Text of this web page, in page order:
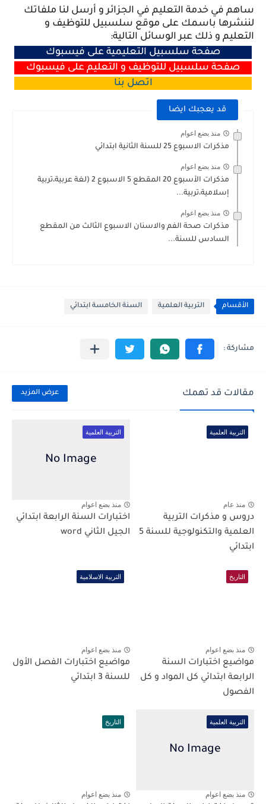
ساهم في خدمة التعليم في الجزائر و أرسل لنا ملفاتك
لننشرها باسمك على موقع سلسبيل للتوظيف و
التعليم و ذلك عبر الوسائل التالية:
صفحة سلسبيل التعليمية على فيسبوك
صفحة سلسبيل للتوظيف و التعليم على فيسبوك
اتصل بنا
قد يعجبك ايضا
منذ بضع اعوام
مذكرات الاسبوع 25 للسنة الثانية ابتدائي
منذ بضع اعوام
مذكرات الأسبوع 20 المقطع 5 الاسبوع 2 (لغة عربية،تربية
إسلامية،تربية...
منذ بضع اعوام
مذكرات صحة الفم والاسنان الاسبوع الثالث من المقطع
السادس للسنة...
الأقسام التربية العلمية السنة الخامسة ابتدائي
مقالات قد تهمك عرض المزيد
التربية العلمية
منذ عام
دروس و مذكرات التربية
العلمية والتكنولوجية للسنة 5
ابتدائي
التربية العلمية
منذ بضع اعوام
اختبارات السنة الرابعة ابتدائي
الجيل الثاني word
التاريخ
منذ بضع اعوام
مواضيع اختبارات السنة
الرابعة ابتدائي كل المواد و كل
الفصول
التربية الاسلامية
منذ بضع اعوام
مواضيع اختبارات الفصل الأول
للسنة 3 ابتدائي
التربية العلمية
منذ بضع اعوام
التاريخ
منذ بضع اعوام